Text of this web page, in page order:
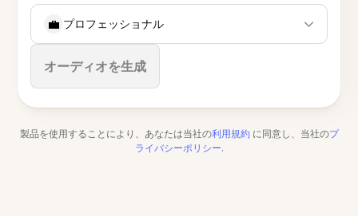
💼 プロフェッショナル
オーディオを生成
停止
製品を使用することにより、あなたは当社の利用規約 に同意し、当社のプ
ライバシーポリシー.